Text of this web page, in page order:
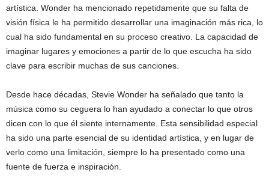
artística. Wonder ha mencionado repetidamente que su falta de
visión física le ha permitido desarrollar una imaginación más rica, lo
cual ha sido fundamental en su proceso creativo. La capacidad de
imaginar lugares y emociones a partir de lo que escucha ha sido
clave para escribir muchas de sus canciones.
Desde hace décadas, Stevie Wonder ha señalado que tanto la
música como su ceguera lo han ayudado a conectar lo que otros
dicen con lo que él siente internamente. Esta sensibilidad especial
ha sido una parte esencial de su identidad artística, y en lugar de
verlo como una limitación, siempre lo ha presentado como una
fuente de fuerza e inspiración.